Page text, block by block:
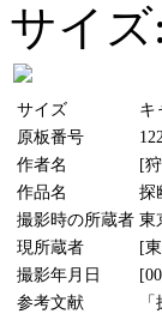
サイズ:
サイズ
キ
原板番号
作者名
[
作品名
探
撮影時の所蔵者 東
現所蔵者
[
撮影年月日
参考文献